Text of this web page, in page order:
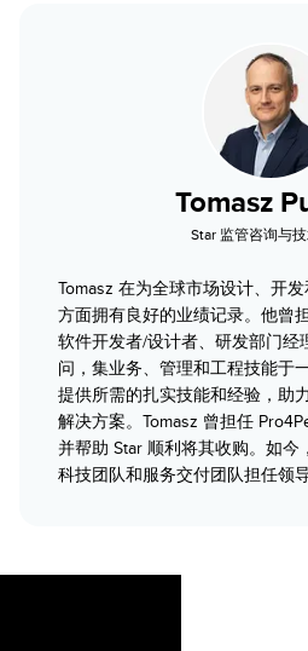
Tomasz
Star 监管咨询与
Tomasz 在为全球市场设计、开
方面拥有良好的业绩记录。他曾
软件开发者/设计者、研发部门经
问，集业务、管理和工程技能于
提供所需的扎实技能和经验，助
解决方案。Tomasz 曾担任
并帮助 Star 顺利将其收购。如今
科技团队和服务交付团队担任领导